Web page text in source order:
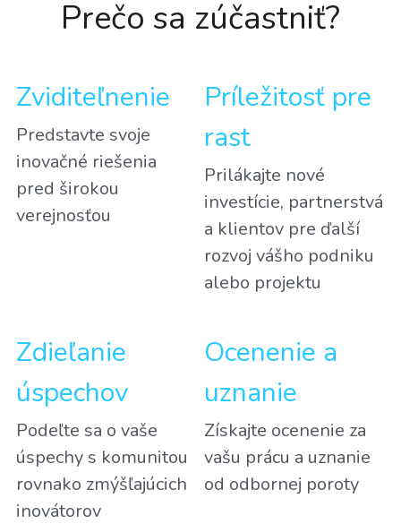
Prečo sa zúčastniť?
Zviditeľnenie
Predstavte svoje
inovačné riešenia
pred širokou
verejnosťou
Príležitosť pre
rast
Prilákajte nové
investície, partnerstvá
a klientov pre ďalší
rozvoj vášho podniku
alebo projektu
Zdieľanie
úspechov
Podeľte sa o vaše
úspechy s komunitou
rovnako zmýšľajúcich
inovátorov
Ocenenie a
uznanie
Získajte ocenenie za
vašu prácu a uznanie
od odbornej poroty